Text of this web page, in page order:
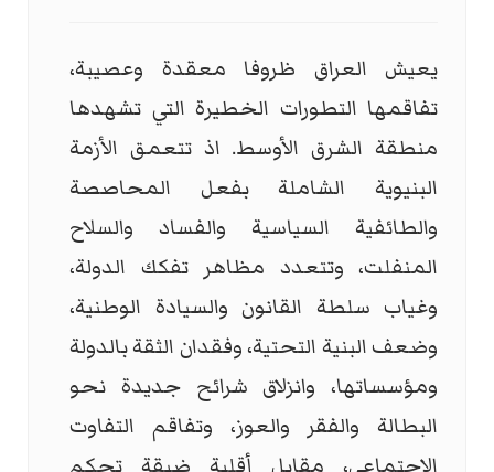
يعيش العراق ظروفا معقدة وعصيبة،
تفاقمها التطورات الخطيرة التي تشهدها
منطقة الشرق الأوسط. اذ تتعمق الأزمة
البنيوية الشاملة بفعل المحاصصة
والطائفية السياسية والفساد والسلاح
المنفلت، وتتعدد مظاهر تفكك الدولة،
وغياب سلطة القانون والسيادة الوطنية،
وضعف البنية التحتية، وفقدان الثقة بالدولة
ومؤسساتها، وانزلاق شرائح جديدة نحو
البطالة والفقر والعوز، وتفاقم التفاوت